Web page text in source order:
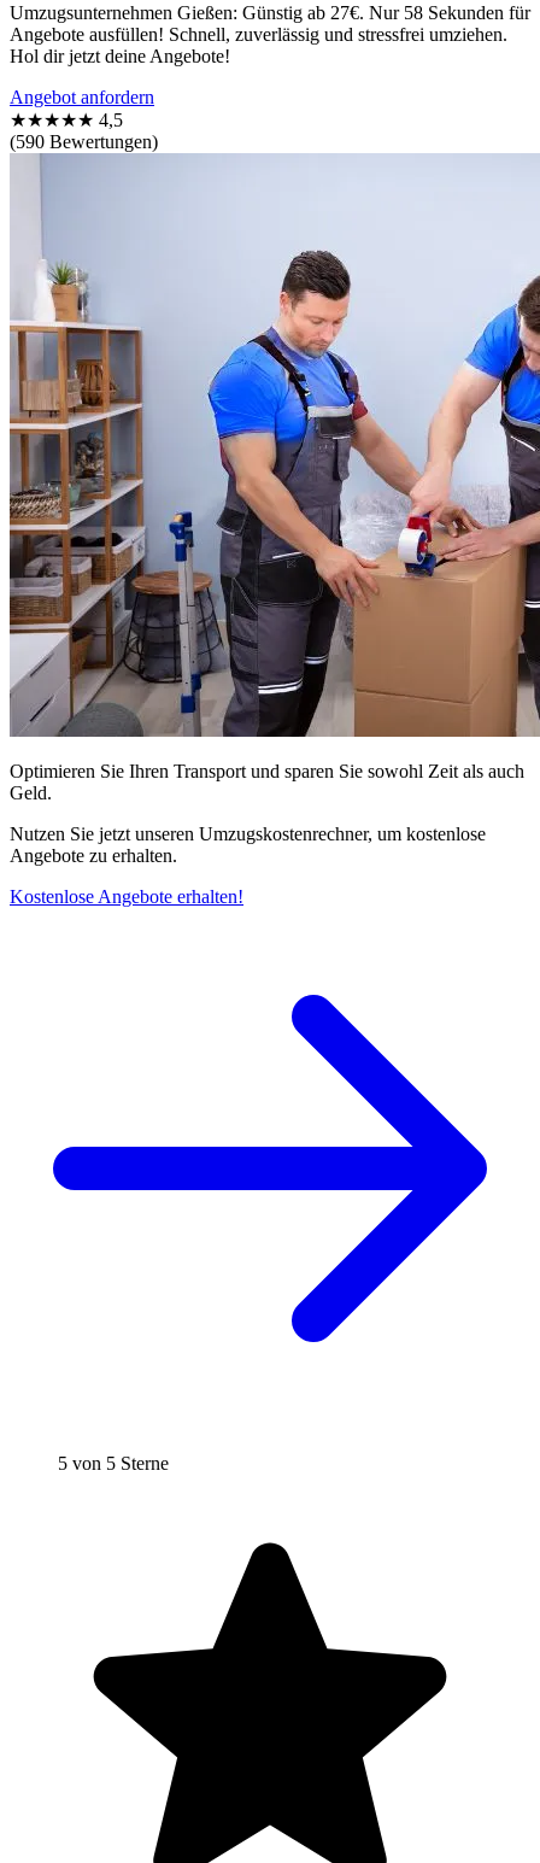
Umzugsunternehmen Gießen: Günstig ab 27€. Nur 58 Sekunden für
Angebote ausfüllen! Schnell, zuverlässig und stressfrei umziehen.
Hol dir jetzt deine Angebote!
Angebot anfordern
★★★★★ 4,5
(590 Bewertungen)
Optimieren Sie Ihren Transport und sparen Sie sowohl Zeit als auch
Geld.
Nutzen Sie jetzt unseren Umzugskostenrechner, um kostenlose
Angebote zu erhalten.
Kostenlose Angebote erhalten!
5 von 5 Sterne